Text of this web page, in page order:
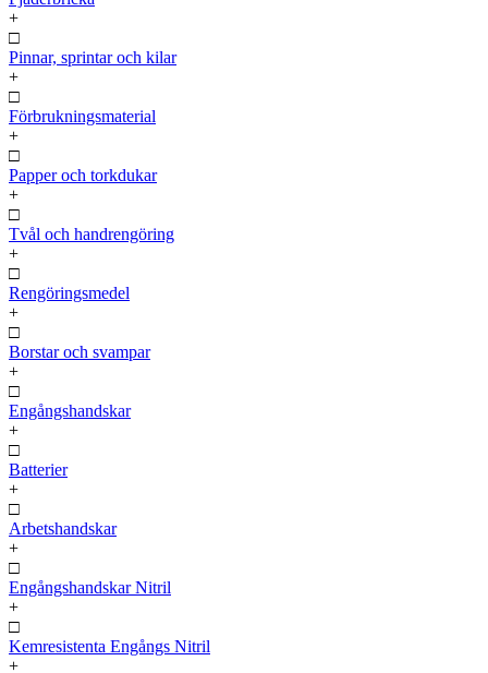
+
□
Pinnar, sprintar och kilar
+
□
Förbrukningsmaterial
+
□
Papper och torkdukar
+
□
Tvål och handrengöring
+
□
Rengöringsmedel
+
□
Borstar och svampar
+
□
Engångshandskar
+
□
Batterier
+
□
Arbetshandskar
+
□
Engångshandskar Nitril
+
□
Kemresistenta Engångs Nitril
+